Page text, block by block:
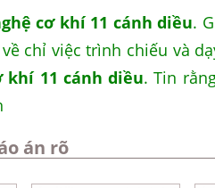
cơ khí 11 cánh diều.
về chỉ việc trình chiếu và
khí 11 cánh diều. Tin
án rõ